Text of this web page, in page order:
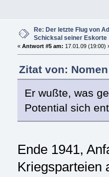
Re: Der letzte Flug von
Schicksal seiner Eskorte
« Antwort #5 am: 17.01.09 (19:00)
Zitat von:
Er wußte, was
Potential sich
Ende 1941,
Kriegsparteien